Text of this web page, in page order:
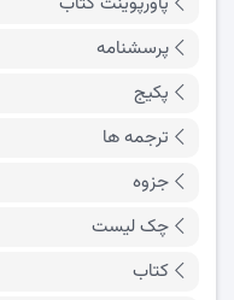
پرسشنامه
پکیج
ترجمه ها
جزوه
چک لیست
کتاب